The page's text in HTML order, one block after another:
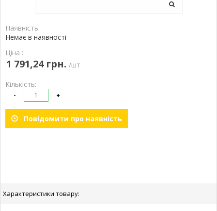
Наявність:
Немає в наявності
Ціна :
1 791,24 грн. /шт
Кількість:
- +
Повідомити про наявність
Характеристики товару: